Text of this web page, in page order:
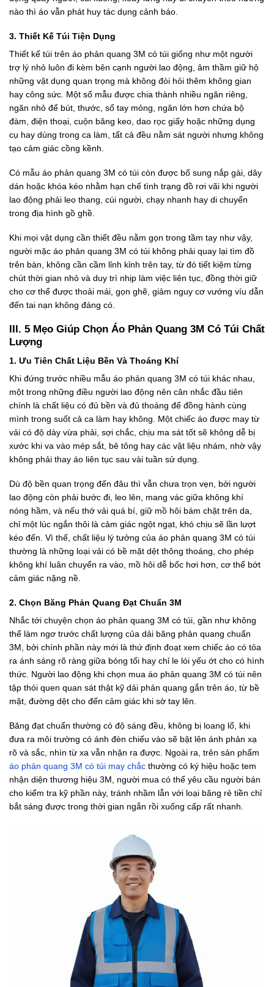
nào thì áo vẫn phát huy tác dụng cảnh báo.
3. Thiết Kế Túi Tiện Dụng
Thiết kế túi trên áo phản quang 3M có túi giống như một người
trợ lý nhỏ luôn đi kèm bên cạnh người lao động, âm thầm giữ hộ
những vật dụng quan trọng mà không đòi hỏi thêm không gian
hay công sức. Một số mẫu được chia thành nhiều ngăn riêng,
ngăn nhỏ để bút, thước, sổ tay mỏng, ngăn lớn hơn chứa bộ
đàm, điện thoại, cuộn băng keo, dao rọc giấy hoặc những dụng
cụ hay dùng trong ca làm, tất cả đều nằm sát người nhưng không
tạo cảm giác cồng kềnh.
Có mẫu áo phản quang 3M có túi còn được bổ sung nắp gài, dây
dán hoặc khóa kéo nhằm hạn chế tình trạng đồ rơi vãi khi người
lao động phải leo thang, cúi người, chạy nhanh hay di chuyển
trong địa hình gồ ghề.
Khi mọi vật dụng cần thiết đều nằm gọn trong tầm tay như vậy,
người mặc áo phản quang 3M có túi không phải quay lại tìm đồ
trên bàn, không cần cầm lỉnh kỉnh trên tay, từ đó tiết kiệm từng
chút thời gian nhỏ và duy trì nhịp làm việc liên tục, đồng thời giữ
cho cơ thể được thoải mái, gọn ghẽ, giảm nguy cơ vướng víu dẫn
đến tai nạn không đáng có.
III. 5 Mẹo Giúp Chọn Áo Phản Quang 3M Có Túi Chất
Lượng
1. Ưu Tiên Chất Liệu Bền Và Thoáng Khí
Khi đứng trước nhiều mẫu áo phản quang 3M có túi khác nhau,
một trong những điều người lao động nên cân nhắc đầu tiên
chính là chất liệu có đủ bền và đủ thoáng để đồng hành cùng
mình trong suốt cả ca làm hay không. Một chiếc áo được may từ
vải có độ dày vừa phải, sợi chắc, chịu ma sát tốt sẽ không dễ bị
xước khi va vào mép sắt, bê tông hay các vật liệu nhám, nhờ vậy
không phải thay áo liên tục sau vài tuần sử dụng.
Dù độ bền quan trọng đến đâu thì vẫn chưa trọn vẹn, bởi người
lao động còn phải bước đi, leo lên, mang vác giữa không khí
nóng hầm, và nếu thớ vải quá bí, giữ mồ hôi bám chặt trên da,
chỉ một lúc ngắn thôi là cảm giác ngột ngạt, khó chịu sẽ lần lượt
kéo đến. Vì thế, chất liệu lý tưởng của áo phản quang 3M có túi
thường là những loại vải có bề mặt dệt thông thoáng, cho phép
không khí luân chuyển ra vào, mồ hôi dễ bốc hơi hơn, cơ thể bớt
cảm giác nặng nề.
2. Chọn Băng Phản Quang Đạt Chuẩn 3M
Nhắc tới chuyện chọn áo phản quang 3M có túi, gần như không
thể làm ngơ trước chất lượng của dải băng phản quang chuẩn
3M, bởi chính phần này mới là thứ định đoạt xem chiếc áo có tỏa
ra ánh sáng rõ ràng giữa bóng tối hay chỉ le lói yếu ớt cho có hình
thức. Người lao động khi chọn mua áo phản quang 3M có túi nên
tập thói quen quan sát thật kỹ dải phản quang gắn trên áo, từ bề
mặt, đường dệt cho đến cảm giác khi sờ tay lên.
Băng đạt chuẩn thường có độ sáng đều, không bị loang lổ, khi
đưa ra môi trường có ánh đèn chiếu vào sẽ bật lên ánh phản xạ
rõ và sắc, nhìn từ xa vẫn nhận ra được. Ngoài ra, trên sản phẩm
áo phản quang 3M có túi may chắc thường có ký hiệu hoặc tem
nhận diện thương hiệu 3M, người mua có thể yêu cầu người bán
cho kiểm tra kỹ phần này, tránh nhầm lẫn với loại băng rẻ tiền chỉ
bắt sáng được trong thời gian ngắn rồi xuống cấp rất nhanh.